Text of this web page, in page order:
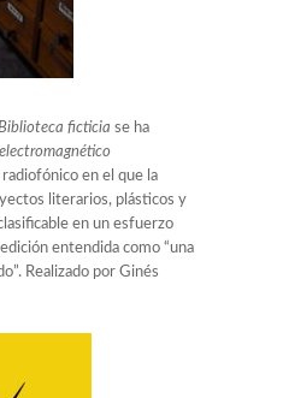
ficticia se ha
en el que la
literarios, plásticos y
en un esfuerzo
entendida como “una
Realizado por Ginés